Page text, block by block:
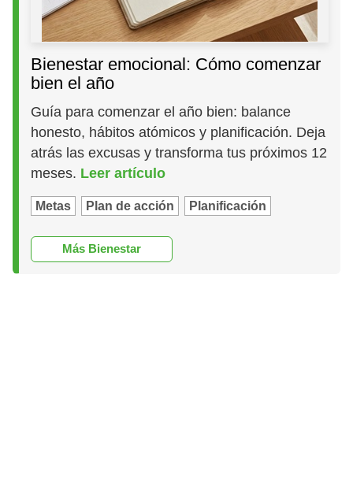
Bienestar emocional: Cómo comenzar
bien el año
Guía para comenzar el año bien: balance
honesto, hábitos atómicos y planificación. Deja
atrás las excusas y transforma tus próximos 12
meses. Leer artículo
Metas Plan de acción Planificación
Más Bienestar